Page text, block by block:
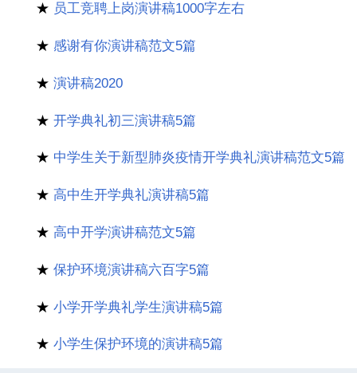
★ 员工竞聘上岗演讲稿1000字左右
★ 感谢有你演讲稿范文5篇
★演讲稿2020
★开学典礼初三演讲稿5篇
★ 中学生关于新型肺炎疫情开学典礼演讲稿范文5篇
★ 高中生开学典礼演讲稿5篇
★高中开学演讲稿范文5篇
★保护环境演讲稿六百字5篇
★小学开学典礼学生演讲稿5篇
★小学生保护环境的演讲稿5篇